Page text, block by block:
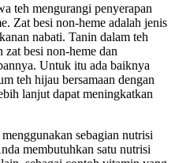
teh mengurangi penyerapan
Zat besi non-heme adalah jenis
nabati. Tanin dalam teh
zat besi non-heme dan
Untuk itu ada baiknya
teh hijau bersamaan dengan
lanjut dapat meningkatkan
sebagian nutrisi
membutuhkan satu nutrisi